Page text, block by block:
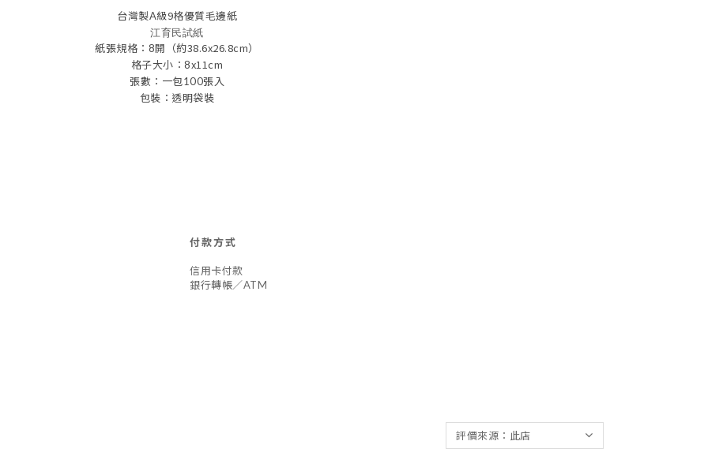
台灣製A級9格優質毛邊紙
江育民試紙
紙張規格： 8開（約38.6x26.8cm）
格子大小：8x11cm
張數：一包100張入
包裝：透明袋裝
付款方式
信用卡付款
銀行轉帳／ATM